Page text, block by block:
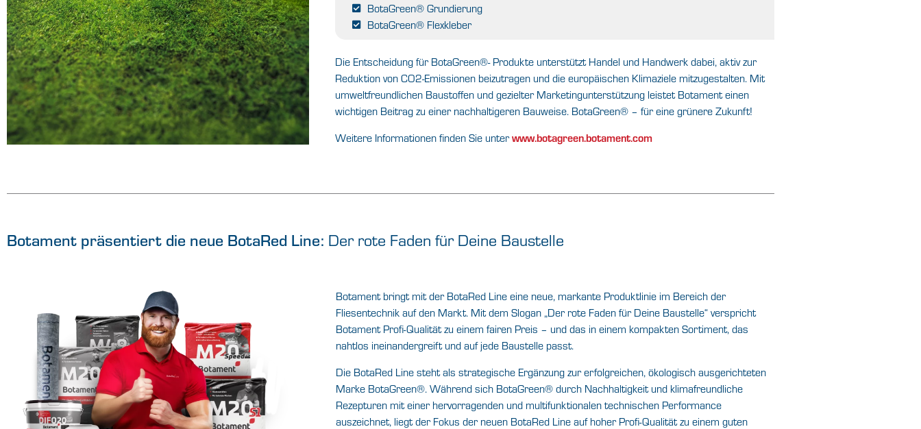
BotaGreen® Grundierung
BotaGreen® Flexkleber
Die Entscheidung für BotaGreen®- Produkte unterstützt Handel und Handwerk dabei, aktiv zur
Reduktion von CO2-Emissionen beizutragen und die europäischen Klimaziele mitzugestalten. Mit
umweltfreundlichen Baustoffen und gezielter Marketingunterstützung leistet Botament einen
wichtigen Beitrag zu einer nachhaltigeren Bauweise. BotaGreen® – für eine grünere Zukunft!
Weitere Informationen finden Sie unterwww.botagreen.botament.com
Botament präsentiert die neue BotaRed Line: Der rote Faden für Deine Baustelle
Botament bringt mit der BotaRed Line eine neue, markante Produktlinie im Bereich der
Fliesentechnik auf den Markt. Mit dem Slogan „Der rote Faden für Deine Baustelle“ verspricht
Botament Profi-Qualität zu einem fairen Preis – und das in einem kompakten Sortiment, das
nahtlos ineinandergreift und auf jede Baustelle passt.
Die BotaRed Line steht als strategische Ergänzung zur erfolgreichen, ökologisch ausgerichteten
Marke BotaGreen®. Während sich BotaGreen® durch Nachhaltigkeit und klimafreundliche
Rezepturen mit einer hervorragenden und multifunktionalen technischen Performance
auszeichnet, liegt der Fokus der neuen BotaRed Line auf hoher Profi-Qualität zu einem guten